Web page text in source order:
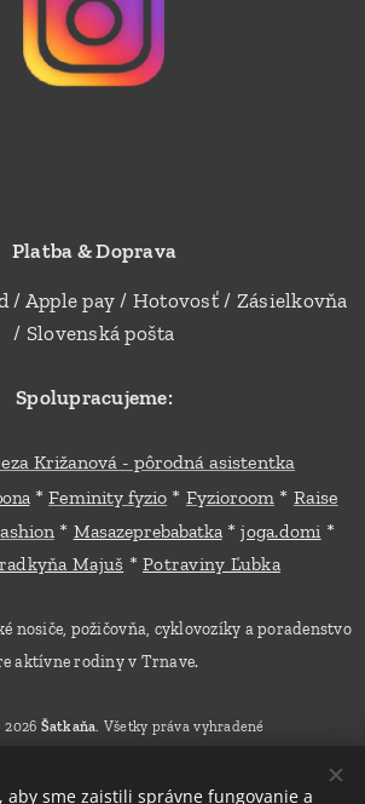
Platba & Doprava
/ Apple pay / Hotovosť / Zásielkovňa
/ Slovenská pošta
Spolupracujeme:
Križanová - pôrodná asistentka
*Feminity fyzio * Fyzioroom* Raise
* Masazeprebabatka*joga.domi *
Majuš *Potraviny Ľubka
nosiče, požičovňa, cyklovozíky a poradenstvo
aktívne rodiny v Trnave.
Šatkaňa. Všetky práva vyhradené
aby sme zaistili správne fungovanie a